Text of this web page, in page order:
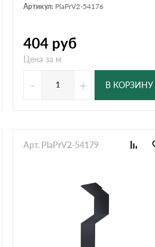
Артикул: PlaPrV2-54176
404 руб
Цена за м
- + В КОРЗИНУ
Арт. PlaPrV2-54179